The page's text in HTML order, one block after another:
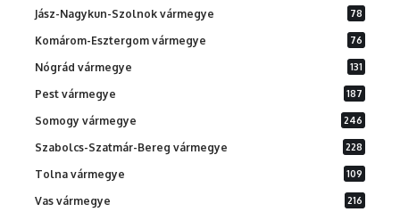
Jász-Nagykun-Szolnok vármegye 78
Komárom-Esztergom vármegye 76
Nógrád vármegye 131
Pest vármegye 187
Somogy vármegye 246
Szabolcs-Szatmár-Bereg vármegye 228
Tolna vármegye 109
Vas vármegye 216